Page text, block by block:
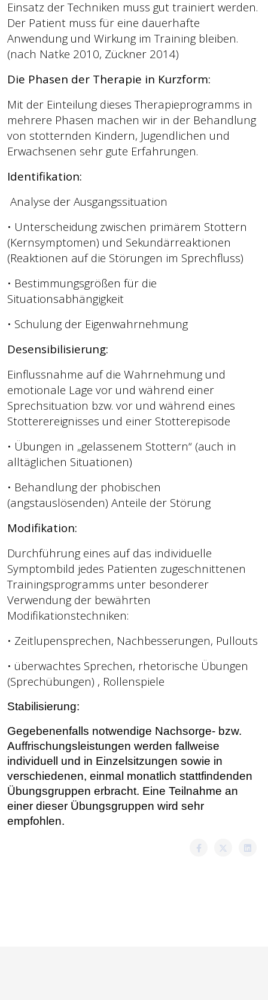
Einsatz der Techniken muss gut trainiert werden.
Der Patient muss für eine dauerhafte
Anwendung und Wirkung im Training bleiben.
(nach Natke 2010, Zückner 2014)
Die Phasen der Therapie in Kurzform:
Mit der Einteilung dieses Therapieprogramms in
mehrere Phasen machen wir in der Behandlung
von stotternden Kindern, Jugendlichen und
Erwachsenen sehr gute Erfahrungen.
Identifikation:
Analyse der Ausgangssituation
• Unterscheidung zwischen primärem Stottern
(Kernsymptomen) und Sekundärreaktionen
(Reaktionen auf die Störungen im Sprechfluss)
• Bestimmungsgrößen für die
Situationsabhängigkeit
• Schulung der Eigenwahrnehmung
Desensibilisierung:
Einflussnahme auf die Wahrnehmung und
emotionale Lage vor und während einer
Sprechsituation bzw. vor und während eines
Stotterereignisses und einer Stotterepisode
• Übungen in „gelassenem Stottern“ (auch in
alltäglichen Situationen)
• Behandlung der phobischen
(angstauslösenden) Anteile der Störung
Modifikation:
Durchführung eines auf das individuelle
Symptombild jedes Patienten zugeschnittenen
Trainingsprogramms unter besonderer
Verwendung der bewährten
Modifikationstechniken:
• Zeitlupensprechen, Nachbesserungen, Pullouts
• überwachtes Sprechen, rhetorische Übungen
(Sprechübungen) , Rollenspiele
Stabilisierung:
Gegebenenfalls notwendige Nachsorge- bzw.
Auffrischungsleistungen werden fallweise
individuell und in Einzelsitzungen sowie in
verschiedenen, einmal monatlich stattfindenden
Übungsgruppen erbracht. Eine Teilnahme an
einer dieser Übungsgruppen wird sehr
empfohlen.